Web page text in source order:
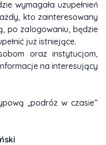
wymagała uzupełnień
kto zainteresowany
po zalogowaniu, będzie
już istniejące.
oraz instytucjom,
na interesujący
„podróż w czasie”